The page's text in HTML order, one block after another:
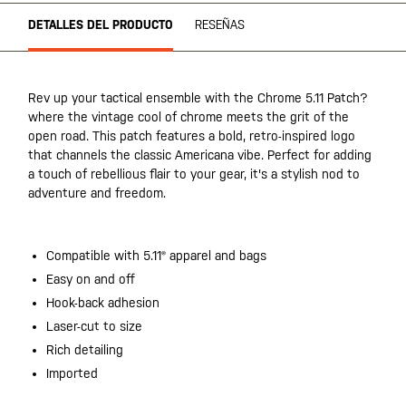
DETALLES DEL PRODUCTO RESEÑAS
Rev up your tactical ensemble with the Chrome 5.11 Patch?
where the vintage cool of chrome meets the grit of the
open road. This patch features a bold, retro-inspired logo
that channels the classic Americana vibe. Perfect for adding
a touch of rebellious flair to your gear, it's a stylish nod to
adventure and freedom.
Compatible with 5.11® apparel and bags
Easy on and off
Hook-back adhesion
Laser-cut to size
Rich detailing
Imported